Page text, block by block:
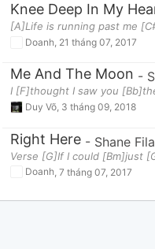
Knee Deep In My
[A]Life is running past me
Doanh 21 tháng 07, 2017
Me And The Moon -
I [F]thought I saw you
Duy Võ, 3 tháng 09, 2018
Right Here - Shane
Verse [G]If I could [Bm]just
Doanh 7 tháng 07, 2017